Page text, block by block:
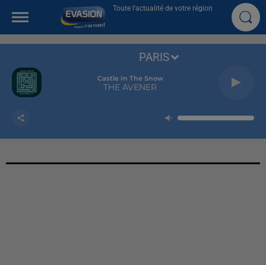
Toute l'actualité de votre région
Castle In The Snow
THE AVENER
PARIS